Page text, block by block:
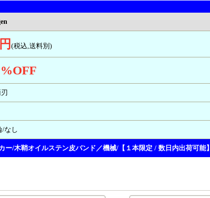
(税込,送料別)
%OFF
/なし
ー/木鞘オイルステン皮バンド／機械/【１本限定 / 数日内出荷可能】